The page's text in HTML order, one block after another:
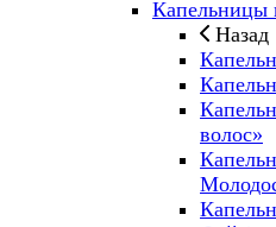
Капельницы
Назад
волос»